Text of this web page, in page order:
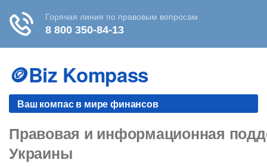
content
🪙Biz Kompass
Ваш компас в мире финансов
Правовая и информационная
Украины